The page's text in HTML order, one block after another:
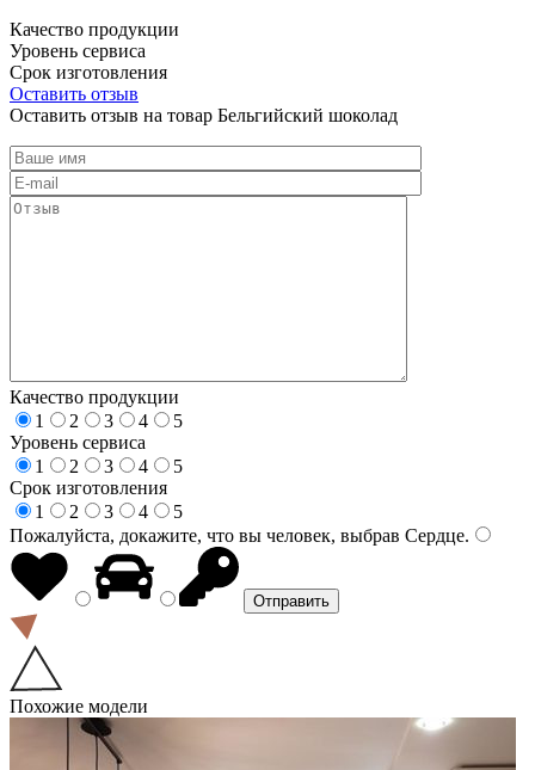
Качество продукции
Уровень сервиса
Срок изготовления
Оставить отзыв
Оставить отзыв на товар Бельгийский шоколад
Качество продукции
1
2 3 4
5
Уровень сервиса
1
2 3 4
5
Срок изготовления
1
2 3 4
5
Пожалуйста, докажите, что вы человек, выбрав Сердце.
Похожие модели